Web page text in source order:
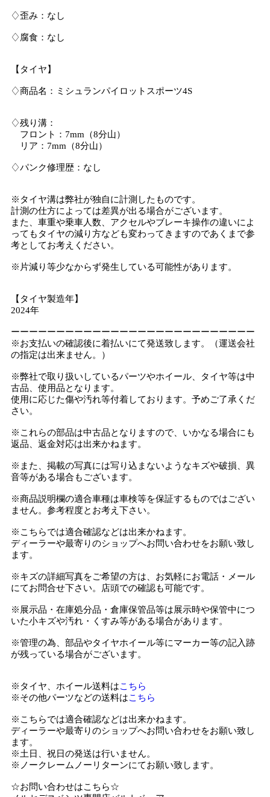
♢歪み：なし
♢腐食：なし
【タイヤ】
♢商品名：ミシュランパイロットスポーツ4S
♢残り溝：
フロント：7mm（8分山）
リア：7mm（8分山）
♢パンク修理歴：なし
※タイヤ溝は弊社が独自に計測したものです。
計測の仕方によっては差異が出る場合がございます。
また、車重や乗車人数、アクセルやブレーキ操作の違いによ
ってもタイヤの減り方なども変わってきますのであくまで参
考としてお考えください。
※片減り等少なからず発生している可能性があります。
【タイヤ製造年】
2024年
ーーーーーーーーーーーーーーーーーーーーーーーーーーー
※お支払いの確認後に着払いにて発送致します。（運送会社
の指定は出来ません。）
※弊社で取り扱いしているパーツやホイール、タイヤ等は中
古品、使用品となります。
使用に応じた傷や汚れ等付着しております。予めご了承くだ
さい。
※これらの部品は中古品となりますので、いかなる場合にも
返品、返金対応は出来かねます。
※また、掲載の写真には写り込まないようなキズや破損、異
音等がある場合もございます。
※商品説明欄の適合車種は車検等を保証するものではござい
ません。参考程度とお考え下さい。
※こちらでは適合確認などは出来かねます。
ディーラーや最寄りのショップへお問い合わせをお願い致し
ます。
※キズの詳細写真をご希望の方は、お気軽にお電話・メール
にてお問合せ下さい。店頭での確認も可能です。
※展示品・在庫処分品・倉庫保管品等は展示時や保管中につ
いた小キズや汚れ・くすみ等がある場合があります。
※管理の為、部品やタイヤホイール等にマーカー等の記入跡
が残っている場合がございます。
※タイヤ、ホイール送料はこちら
※その他パーツなどの送料はこちら
※こちらでは適合確認などは出来かねます。
ディーラーや最寄りのショップへお問い合わせをお願い致し
ます。
※土日、祝日の発送は行いません。
※ノークレームノーリターンにてお願い致します。
☆お問い合わせはこちら☆